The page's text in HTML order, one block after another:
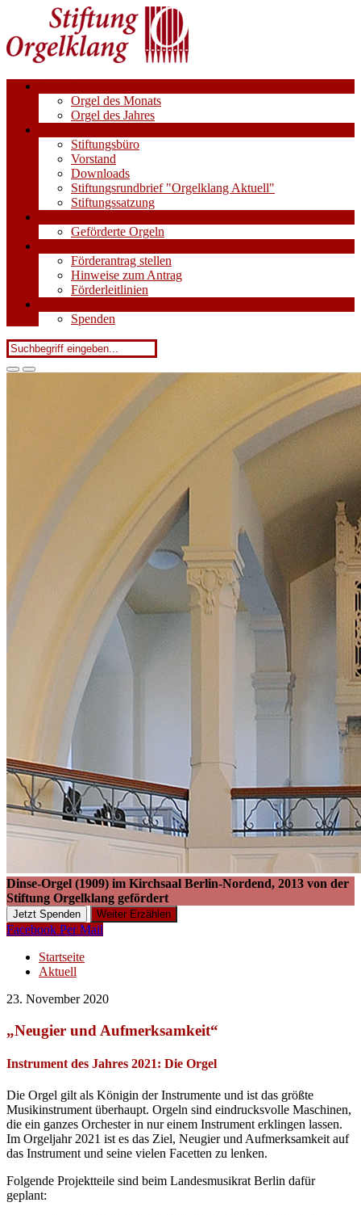
Orgel des Monats
Orgel des Jahres
Stiftungsbüro
Vorstand
Downloads
Stiftungsrundbrief "Orgelklang Aktuell"
Stiftungssatzung
Geförderte Orgeln
Förderantrag stellen
Hinweise zum Antrag
Förderleitlinien
Spenden
Dinse-Orgel (1909) im Kirchsaal Berlin-Nordend, 2013 von der
Stiftung Orgelklang gefördert
Jetzt Spenden Weiter Erzählen
Facebook Per Mail
Startseite
Aktuell
23. November 2020
„Neugier und Aufmerksamkeit“
Instrument des Jahres 2021: Die Orgel
Die Orgel gilt als Königin der Instrumente und ist das größte
Musikinstrument überhaupt. Orgeln sind eindrucksvolle Maschinen,
die ein ganzes Orchester in nur einem Instrument erklingen lassen.
Im Orgeljahr 2021 ist es das Ziel, Neugier und Aufmerksamkeit auf
das Instrument und seine vielen Facetten zu lenken.
Folgende Projektteile sind beim Landesmusikrat Berlin dafür
geplant: